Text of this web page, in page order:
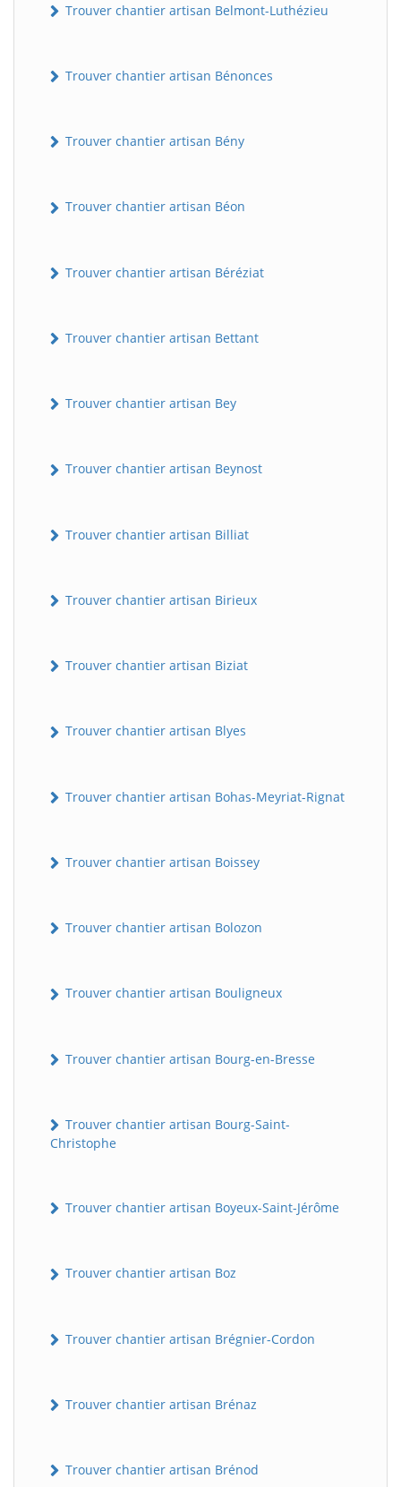
Trouver chantier artisan Belmont-Luthézieu
Trouver chantier artisan Bénonces
Trouver chantier artisan Bény
Trouver chantier artisan Béon
Trouver chantier artisan Béréziat
Trouver chantier artisan Bettant
Trouver chantier artisan Bey
Trouver chantier artisan Beynost
Trouver chantier artisan Billiat
Trouver chantier artisan Birieux
Trouver chantier artisan Biziat
Trouver chantier artisan Blyes
Trouver chantier artisan Bohas-Meyriat-Rignat
Trouver chantier artisan Boissey
Trouver chantier artisan Bolozon
Trouver chantier artisan Bouligneux
Trouver chantier artisan Bourg-en-Bresse
Trouver chantier artisan Bourg-Saint-
Christophe
Trouver chantier artisan Boyeux-Saint-Jérôme
Trouver chantier artisan Boz
Trouver chantier artisan Brégnier-Cordon
Trouver chantier artisan Brénaz
Trouver chantier artisan Brénod